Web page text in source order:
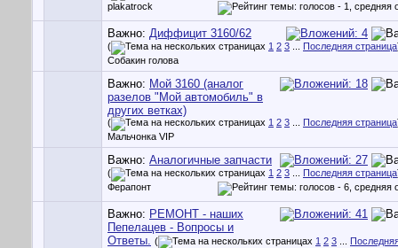
plakatrock
Важно: Диффицит 3160/62
( 1 2 3 Последняя страница
Собакин голова
Важно: Мой 3160 (аналог
разелов "Мой автомобиль" в
других ветках)
( 1 2 3 Последняя страница
Мальчонка VIP
Важно: Аналогичные запчасти
( 1 2 3 Последняя страница
Ферапонт
Важно: РЕМОНТ - наших
Пепелацев - Вопросы и
Ответы. ( 1 2 3